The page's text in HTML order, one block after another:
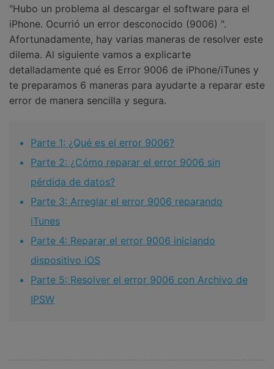
"Hubo un problema al descargar el software para el
iPhone. Ocurrió un error desconocido (9006) ".
Afortunadamente, hay varias maneras de resolver este
dilema. Al siguiente vamos a explicarte
detalladamente qué es Error 9006 de iPhone/iTunes y
te preparamos 6 maneras para ayudarte a reparar este
error de manera sencilla y segura.
Parte 1: ¿Qué es el error 9006?
Parte 2: ¿Cómo reparar el error 9006 sin
pérdida de datos?
Parte 3: Arreglar el error 9006 reparando
iTunes
Parte 4: Reparar el error 9006 iniciando
dispositivo iOS
Parte 5: Resolver el error 9006 con Archivo de
IPSW